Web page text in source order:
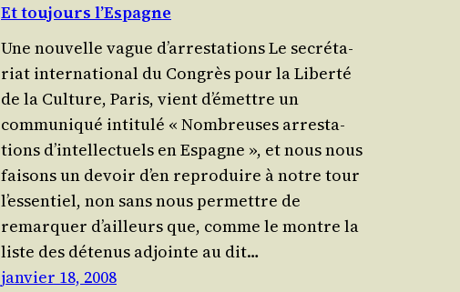
Et toujours l’Espagne
Une nouvelle vague d’arrestations Le secré­ta­
riat inter­na­tio­nal du Congrès pour la Liberté
de la Culture, Paris, vient d’émettre un
communiqué inti­tu­lé « Nom­breuses arres­ta­
tions d’intellectuels en Espagne », et nous nous
fai­sons un devoir d’en repro­duire à notre tour
l’essentiel, non sans nous per­mettre de
remarquer d’ailleurs que, comme le montre la
liste des détenus adjointe au dit…
janvier 18, 2008